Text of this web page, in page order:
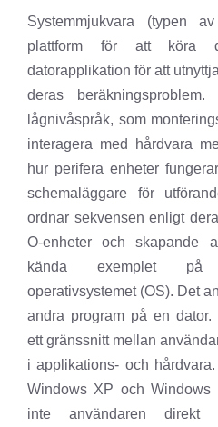
Systemmjukvara (typen
plattform för att köra
datorapplikation för att
deras
lågnivåspråk, som
interagera med hårdvara
hur perifera enheter
schemaläggare för
ordnar sekvensen enligt
O-enheter och skapande
kända exemplet på
operativsystemet (OS). Det
andra program på en dator.
ett gränssnitt mellan
i applikations- och
Windows XP och Windows
inte användaren direkt